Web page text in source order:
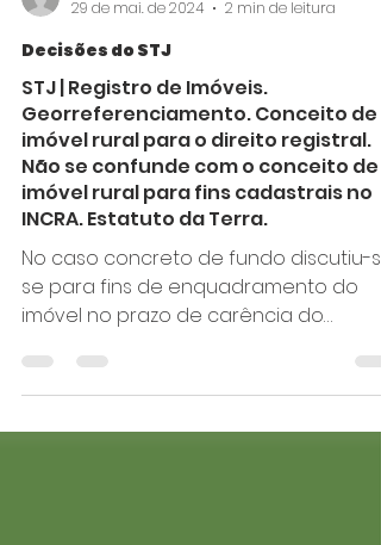
moacyrpetrocelli4
29 de mai. de 2024
2 min de leitura
Decisões do STJ
STJ | Registro de Imóveis.
Georreferenciamento. Conceito de
imóvel rural para o direito registral.
imóvel rural para fins cadastrais no
INCRA. Estatuto da Terra.
No caso concreto de fundo discutiu-se
se para fins de enquadramento do
imóvel no prazo de carência do